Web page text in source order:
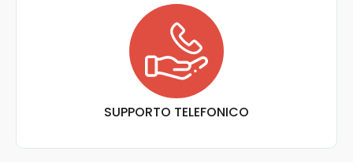
SUPPORTO TELEFONICO